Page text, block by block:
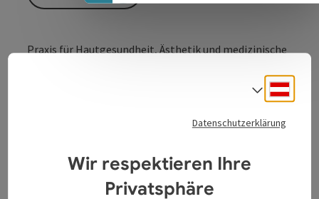
Praxis für Hautgesundheit, Ästhetik und medizinische
Deine Haut ist so individuell wie dein Fingerabdruck
Personalisierung erstelle ich nach einer ausführlichen
Datenschutzerklärung
Wir respektieren Ihre
Privatsphäre